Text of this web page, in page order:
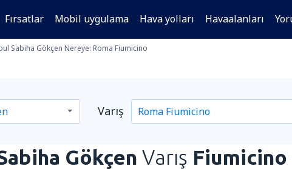
Fırsatlar Mobil uygulama Hava yolları Havaalanları
Sabiha Gökçen Nereye: Roma Fiumicino
Varış
Gökçen Varış Fiumicino